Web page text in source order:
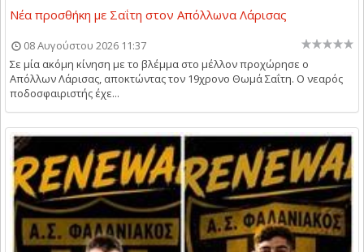
Νέα προσθήκη με Σαΐτη στον Απόλλωνα Λάρισας
08 Αυγούστου 2026 11:37
Σε μία ακόμη κίνηση με το βλέμμα στο μέλλον προχώρησε ο
Απόλλων Λάρισας, αποκτώντας τον 19χρονο Θωμά Σαΐτη. Ο νεαρός
ποδοσφαιριστής έχε...